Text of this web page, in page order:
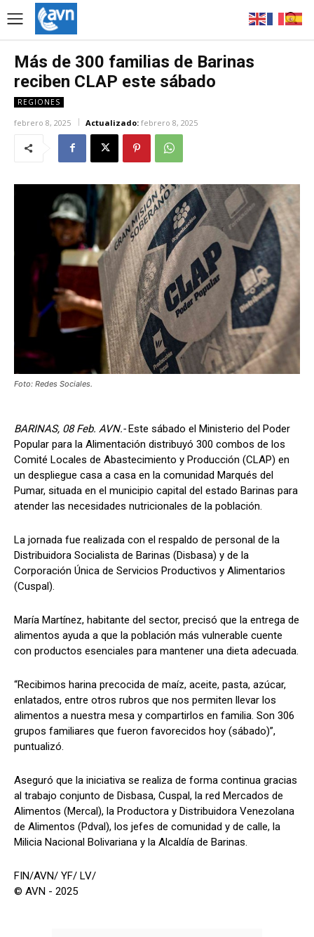
Más de 300 familias de Barinas
reciben CLAP este sábado
REGIONES
febrero 8, 2025 Actualizado: febrero 8, 2025
Foto: Redes Sociales.
BARINAS, 08 Feb. AVN.-Este sábado el Ministerio del Poder
Popular para la Alimentación distribuyó 300 combos de los
Comité Locales de Abastecimiento y Producción (CLAP) en
un despliegue casa a casa en la comunidad Marqués del
Pumar, situada en el municipio capital del estado Barinas para
atender las necesidades nutricionales de la población.
La jornada fue realizada con el respaldo de personal de la
Distribuidora Socialista de Barinas (Disbasa) y de la
Corporación Única de Servicios Productivos y Alimentarios
(Cuspal).
María Martínez, habitante del sector, precisó que la entrega de
alimentos ayuda a que la población más vulnerable cuente
con productos esenciales para mantener una dieta adecuada.
“Recibimos harina precocida de maíz, aceite, pasta, azúcar,
enlatados, entre otros rubros que nos permiten llevar los
alimentos a nuestra mesa y compartirlos en familia. Son 306
grupos familiares que fueron favorecidos hoy (sábado)”,
puntualizó.
Aseguró que la iniciativa se realiza de forma continua gracias
al trabajo conjunto de Disbasa, Cuspal, la red Mercados de
Alimentos (Mercal), la Productora y Distribuidora Venezolana
de Alimentos (Pdval), los jefes de comunidad y de calle, la
Milicia Nacional Bolivariana y la Alcaldía de Barinas.
FIN/AVN/ YF/ LV/
© AVN - 2025